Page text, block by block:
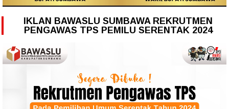
IKLAN BAWASLU SUMBAWA REKRUTMEN
PENGAWAS TPS PEMILU SERENTAK 2024